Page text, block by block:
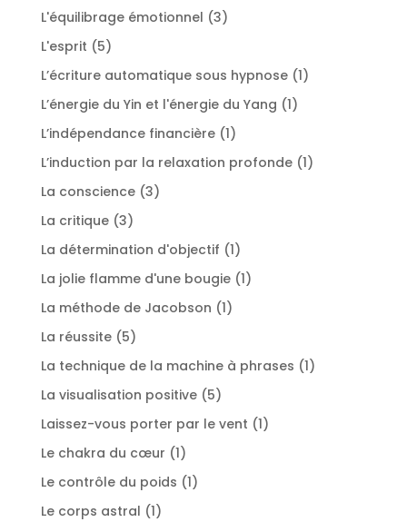
L'équilibrage émotionnel 33
L'esprit 55
produits
L’écriture automatique sous hypnose 11
L’énergie du Yin et l'énergie du Yang 11
L’indépendance financière 11
produit
L’induction par la relaxation profonde 11
La conscience 33
La critique 33
produits
La détermination d'objectif 11
produit
La jolie flamme d'une bougie 11
La méthode de Jacobson 11
La réussite 55
produits
La technique de la machine à phrases 11
La visualisation positive 55
produits
Laissez-vous porter par le vent 11
Le chakra du cœur 11
produit
Le contrôle du poids 11
Le corps astral 11